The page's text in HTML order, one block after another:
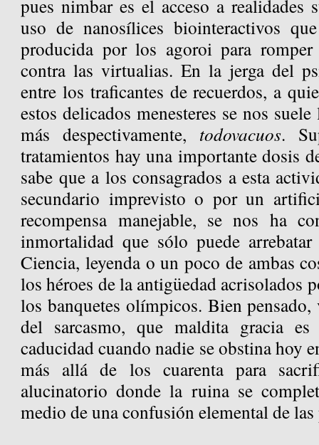
pues nimbar es el acceso a realidades
uso de nanosílices biointeractivos
producida por los agoroi para
contra las virtualias. En la jerga del
entre los traficantes de recuerdos, a
estos delicados menesteres se nos
más despectivamente, todovacuos.
tratamientos hay una importante dosis
sabe que a los consagrados a esta
secundario imprevisto o por un
recompensa manejable, se nos ha
inmortalidad que sólo puede
Ciencia, leyenda o un poco de ambas
los héroes de la antigüedad acrisolados
los banquetes olímpicos. Bien
del sarcasmo, que maldita gracia
caducidad cuando nadie se obstina hoy
más allá de los cuarenta para
alucinatorio donde la ruina se
medio de una confusión elemental de